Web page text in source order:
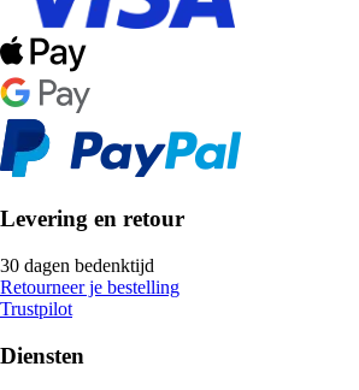
Levering en retour
30 dagen bedenktijd
Retourneer je bestelling
Trustpilot
Diensten